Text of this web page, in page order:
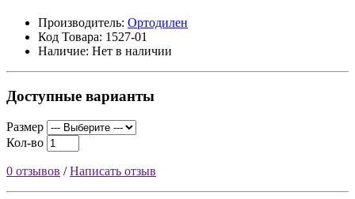
Производитель: Ортодилен
Код Товара: 1527-01
Наличие: Нет в наличии
Доступные варианты
Размер
Кол-во
0 отзывов /Написать отзыв